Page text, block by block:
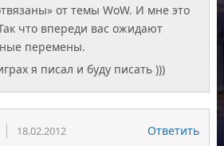
от темы WoW. И мне это
что впереди вас ожидают
перемены.
я писал и буду писать )))
18.02.2012 Ответить